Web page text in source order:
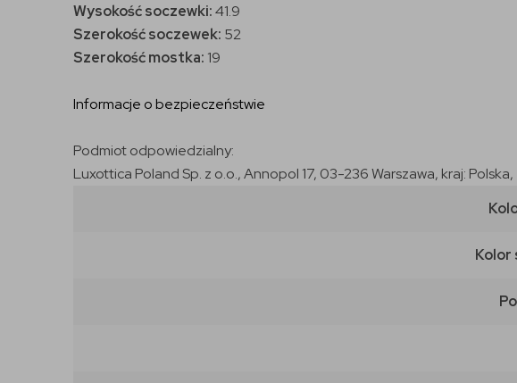
Wysokość soczewki:41.9
Szerokość soczewek: 52
Szerokość mostka: 19
Informacje o bezpieczeństwie
Podmiot odpowiedzialny:
Luxottica Poland Sp. z o.o., Annopol 17, 03-236 Warszawa, kraj:
Kolor